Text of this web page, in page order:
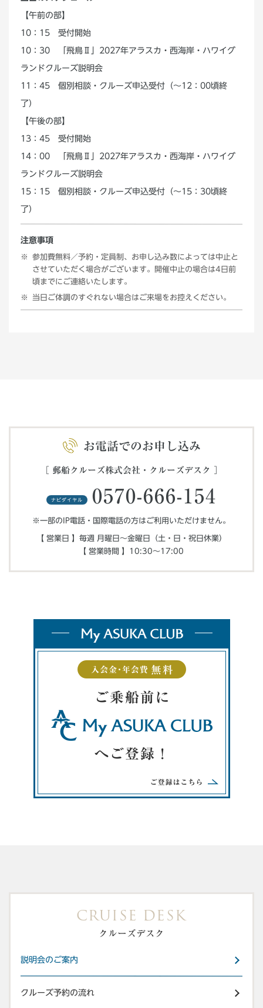
【午前の部】
10：15 受付開始
10：30 「飛鳥Ⅱ」2027年アラスカ・西海岸・ハワイグ
ランドクルーズ説明会
11：45 個別相談・クルーズ申込受付（～12：00頃終
了）
【午後の部】
13：45 受付開始
14：00 「飛鳥Ⅱ」2027年アラスカ・西海岸・ハワイグ
ランドクルーズ説明会
15：15 個別相談・クルーズ申込受付（～15：30頃終
了）
注意事項
参加費無料／予約・定員制、お申し込み数によっては中止と
させていただく場合がございます。開催中止の場合は4日前
頃までにご連絡いたします。
当日ご体調のすぐれない場合はご来場をお控えください。
お電話でのお申し込み
［ 郵船クルーズ株式会社・クルーズデスク ］
ナビダイヤル 0570-666-154
※一部のIP電話・国際電話の方はご利用いただけません。
【 営業日 】毎週 月曜日～金曜日（土・日・祝日休業）
【 営業時間 】10:30～17:00
CRUISE DESK
クルーズデスク
説明会のご案内
クルーズ予約の流れ